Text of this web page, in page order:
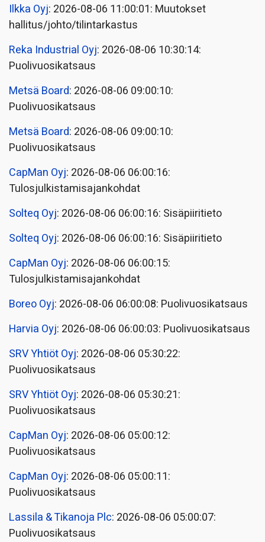
Ilkka Oyj: 2026-08-06 11:00:01: Muutokset
hallitus/johto/tilintarkastus
Reka Industrial Oyj: 2026-08-06 10:30:14:
Puolivuosikatsaus
Metsä Board: 2026-08-06 09:00:10:
Puolivuosikatsaus
Metsä Board: 2026-08-06 09:00:10:
Puolivuosikatsaus
CapMan Oyj: 2026-08-06 06:00:16:
Tulosjulkistamisajankohdat
Solteq Oyj: 2026-08-06 06:00:16: Sisäpiiritieto
Solteq Oyj: 2026-08-06 06:00:16: Sisäpiiritieto
CapMan Oyj: 2026-08-06 06:00:15:
Tulosjulkistamisajankohdat
Boreo Oyj: 2026-08-06 06:00:08: Puolivuosikatsaus
Harvia Oyj: 2026-08-06 06:00:03: Puolivuosikatsaus
SRV Yhtiöt Oyj: 2026-08-06 05:30:22:
Puolivuosikatsaus
SRV Yhtiöt Oyj: 2026-08-06 05:30:21:
Puolivuosikatsaus
CapMan Oyj: 2026-08-06 05:00:12:
Puolivuosikatsaus
CapMan Oyj: 2026-08-06 05:00:11:
Puolivuosikatsaus
Lassila & Tikanoja Plc: 2026-08-06 05:00:07:
Puolivuosikatsaus